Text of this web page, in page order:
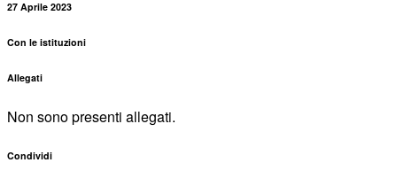
27 Aprile 2023
Con le istituzioni
Allegati
Non sono presenti allegati.
Condividi